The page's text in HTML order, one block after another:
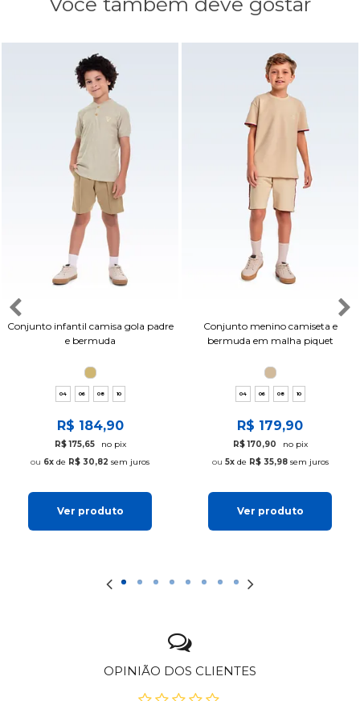
Conjunto infantil camisa gola padre
e bermuda
04 06 08 10
R$ 184,90
R$ 175,65
no pix
6x de R$ 30,82 sem juros
Ver produto
Conjunto menino camiseta e
bermuda em malha piquet
04 06 08 10
R$ 179,90
R$ 170,90
no pix
5xde R$ 35,98sem juros
Ver produto
OPINIÃO DOS CLIENTES